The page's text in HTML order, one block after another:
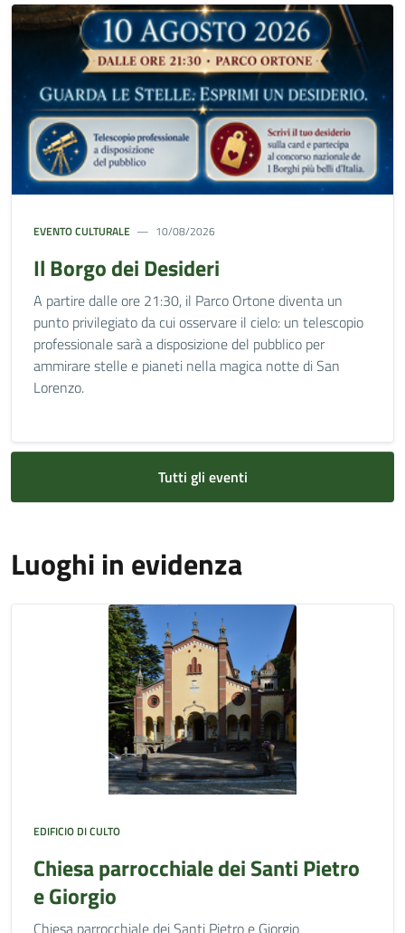
EVENTO CULTURALE 10/08/2026
Il Borgo dei Desideri
A partire dalle ore 21:30, il Parco Ortone diventa un
punto privilegiato da cui osservare il cielo: un telescopio
professionale sarà a disposizione del pubblico per
ammirare stelle e pianeti nella magica notte di San
Lorenzo.
Tutti gli eventi
Luoghi in evidenza
EDIFICIO DI CULTO
Chiesa parrocchiale dei Santi Pietro
e Giorgio
Chiesa parrocchiale dei Santi Pietro e Giorgio